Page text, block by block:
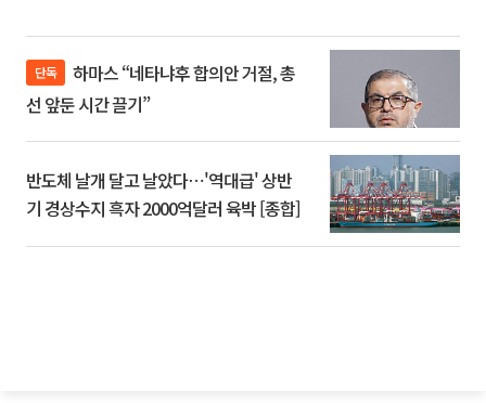
단독
선 앞둔 시간 끌기”
반도체 날개 달고 날았다⋯'역대급' 상반
기 경상수지 흑자 2000억달러 육박 [종합]